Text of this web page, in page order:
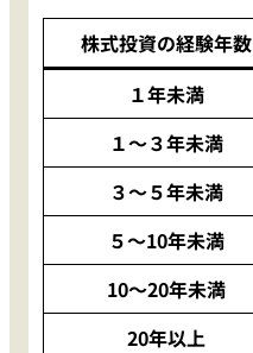
株式投資の経験年数
１年未満
１〜３年未満
３〜５年未満
５〜10年未満
10〜20年未満
20年以上